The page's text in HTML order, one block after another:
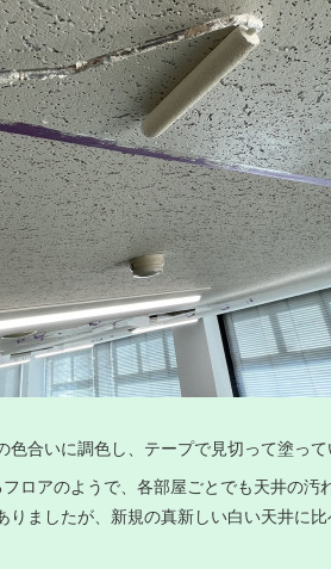
合いに調色し、テープで見切って塗っ
ロアのようで、各部屋ごとでも天井の汚
りましたが、新規の真新しい白い天井に